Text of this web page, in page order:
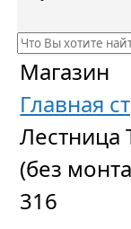
Магазин
Главная
Лестница
(без
316